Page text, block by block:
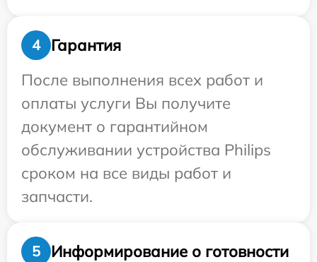
4
Гарантия
После выполнения всех работ и
оплаты услуги Вы получите
документ о гарантийном
обслуживании устройства Philips
сроком на все виды работ и
запчасти.
5
Информирование о готовности